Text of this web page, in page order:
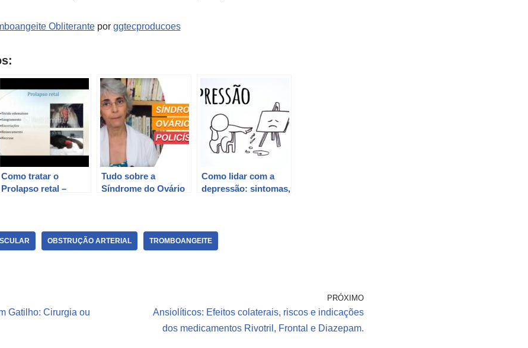
Obliterantepor ggtecproducoes
Como tratar o
Prolapso retal –
Tudo sobre a
Síndrome do Ovário
Como lidar com a
depressão: sintomas,
OBSTRUÇÃO ARTERIAL TROMBOANGEITE
Gatilho: Cirurgia ou
PRÓXIMO
Ansiolíticos: Efeitos colaterais, riscos e indicações
dos medicamentos Rivotril, Frontal e Diazepam.